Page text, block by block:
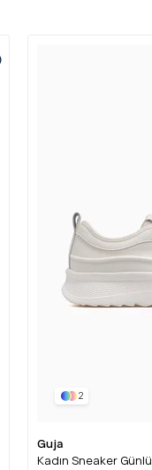
2
Guja
Kadın Sneaker